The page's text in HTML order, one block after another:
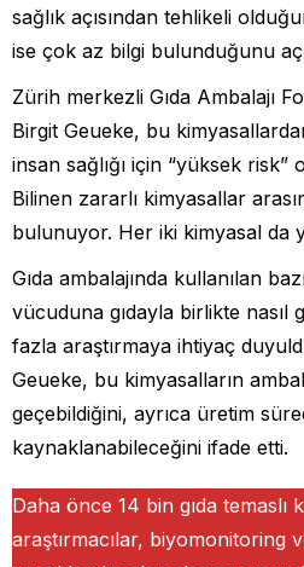
sağlık açısından tehlikeli
ise çok az bilgi bulunduğunu
Zürih merkezli Gıda Ambalajı
Birgit Geueke, bu
insan sağlığı için “yüksek
Bilinen zararlı kimyasallar
bulunuyor. Her iki kimyasal da
Gıda ambalajında kullanılan
vücuduna gıdayla birlikte nasıl
fazla araştırmaya ihtiyaç
Geueke, bu kimyasalların
geçebildiğini, ayrıca üretim
kaynaklanabileceğini ifade etti.
Daha önce 14 bin gıda temaslı
araştırmacılar, biyomonitoring